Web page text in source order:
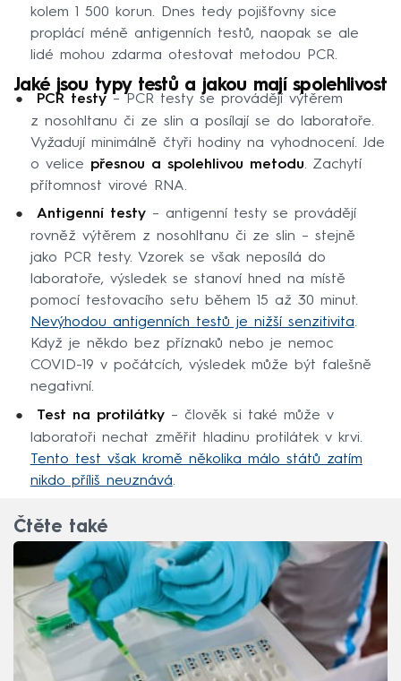
kolem 1 500 korun. Dnes tedy pojišťovny sice
proplácí méně antigenních testů, naopak se ale
lidé mohou zdarma otestovat metodou PCR.
Jaké jsou typy testů a jakou mají spolehlivost
PCR testy– PCR testy se provádějí výtěrem
z nosohltanu či ze slin a posílají se do laboratoře.
Vyžadují minimálně čtyři hodiny na vyhodnocení. Jde
o velice přesnou a spolehlivou metodu. Zachytí
přítomnost virové RNA.
Antigenní testy– antigenní testy se provádějí
rovněž výtěrem z nosohltanu či ze slin – stejně
jako PCR testy. Vzorek se však neposílá do
laboratoře, výsledek se stanoví hned na místě
pomocí testovacího setu během 15 až 30 minut.
Nevýhodou antigenních testů je nižší senzitivita.
Když je někdo bez příznaků nebo je nemoc
COVID-19 v počátcích, výsledek může být falešně
negativní.
Test na protilátky– člověk si také může v
laboratoři nechat změřit hladinu protilátek v krvi.
Tento test však kromě několika málo států zatím
nikdo příliš neuznává.
Čtěte také